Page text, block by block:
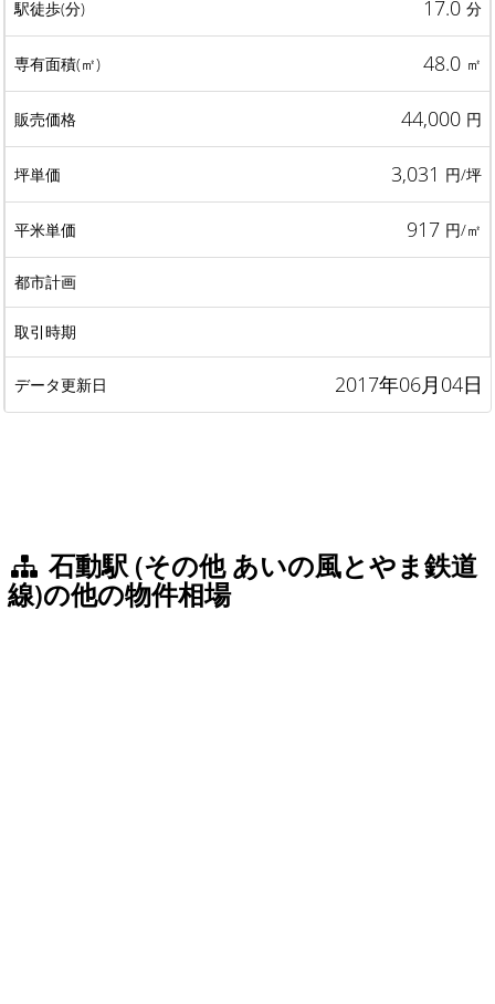
17.0 分
48.0 ㎡
44,000 円
3,031 円/坪
917 円/㎡
2017年06月04日
石動駅 (その他 あいの風とやま鉄道
線)の他の物件相場